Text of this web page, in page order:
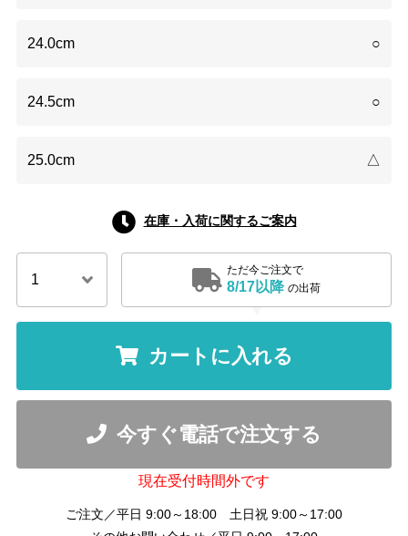
24.0cm ○
24.5cm ○
25.0cm △
在庫・入荷に関するご案内
ただ今ご注文で
8/17以降 の出荷
カートに入れる
今すぐ電話で注文する
現在受付時間外です
ご注文／平日 9:00～18:00 土日祝 9:00～17:00